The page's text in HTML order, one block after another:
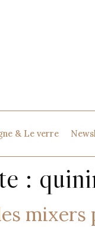
& Le verre
:
mixers